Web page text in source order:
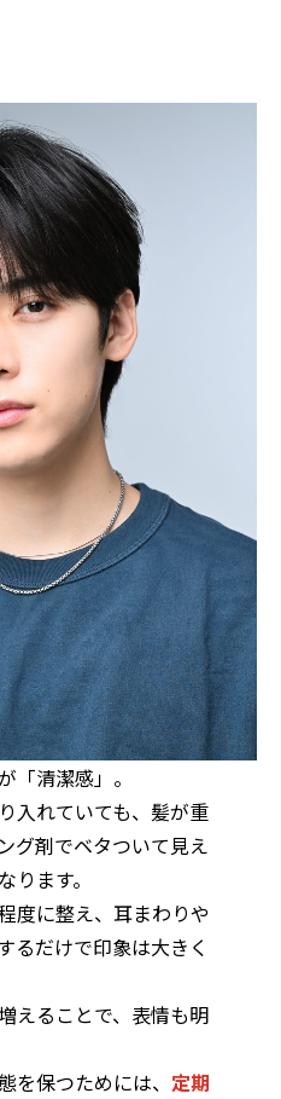
「清潔感」。
入れていても、髪が重
グ剤でベタついて見え
ります。
度に整え、耳まわりや
るだけで印象は大きく
えることで、表情も明
を保つためには、 定期